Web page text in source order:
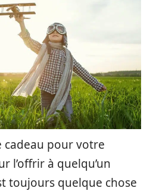
cadeau pour votre
l’offrir à quelqu’un
toujours quelque chose